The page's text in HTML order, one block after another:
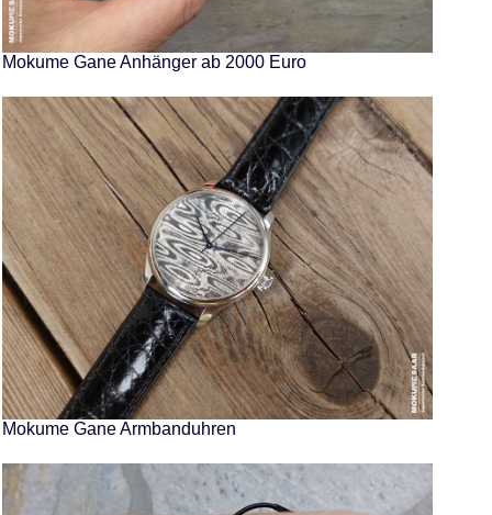
Mokume Gane Anhänger ab 2000 Euro
Mokume Gane Armbanduhren